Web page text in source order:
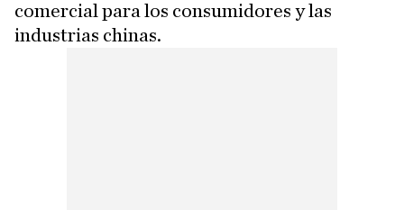
comercial para los consumidores y las
industrias chinas.